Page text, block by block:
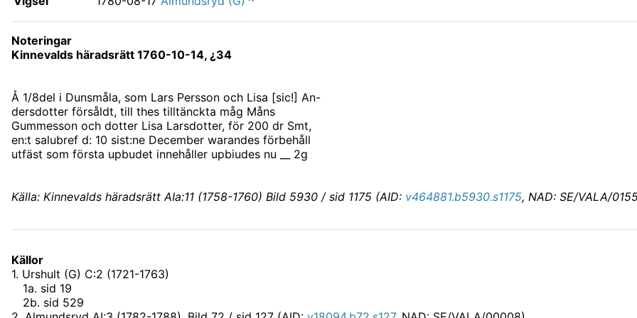
Noteringar
Kinnevalds häradsrätt 1760-10-14, ¿34
Å 1/8del i Dunsmåla, som Lars Persson och Lisa [sic!] An-
dersdotter försåldt, till thes tilltänckta måg Måns
Gummesson och dotter Lisa Larsdotter, för 200 dr Smt,
en:t salubref d: 10 sist:ne December warandes förbehåll
utfäst som första upbudet innehåller upbiudes nu __ 2g
Källa: Kinnevalds häradsrätt AIa:11 (1758-1760) Bild 5930 / sid 1175 (AID: v464881.b5930.s1175, NAD: SE/VALA/
Källor
1. Urshult (G) C:2 (1721-1763)
1a. sid 19
2b. sid 529